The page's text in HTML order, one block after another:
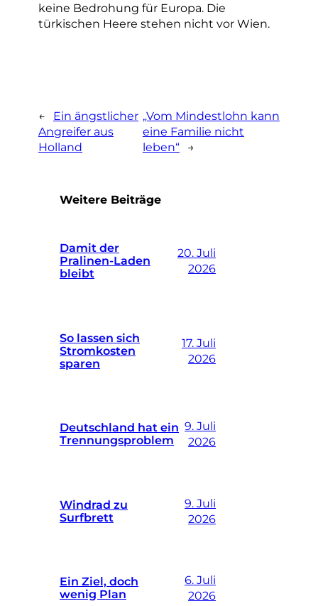
keine Bedrohung für Europa. Die
türkischen Heere stehen nicht vor Wien.
←
Ein ängstlicher
Angreifer aus
Holland
„Vom Mindestlohn kann
eine Familie nicht
leben“
→
Weitere Beiträge
Damit der
Pralinen-Laden
bleibt
20. Juli
2026
So lassen sich
Stromkosten
sparen
17. Juli
2026
Deutschland hat ein
Trennungsproblem
9. Juli
2026
Windrad zu
Surfbrett
9. Juli
2026
Ein Ziel, doch
wenig Plan
6. Juli
2026